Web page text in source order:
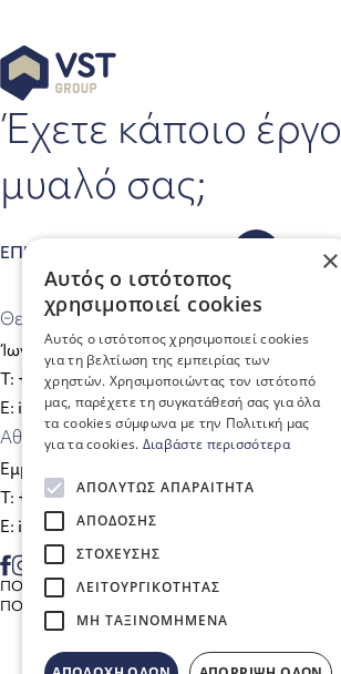
Έχετε κάποιο
μυαλό σας;
ΕΠΙΚΟΙΝΩΝΗΣΤΕ ΜΑΖΙ ΜΑΣ
Θεσσαλονίκη
Ίωνος Δραγούμη 35 (Είσοδος από Πάϊκου
Τ: +30 2310 222905
E: info@vstgroup.gr
Αθήνα
Εμμανουήλ Μπενάκη 8, TK. 10564
Τ: +30 2310 222905
E: info@vstgroup.gr
ΠΟΛΙΤΙΚΗ COOKIES
ΠΟΛΙΤΙΚΗ ΑΠΟΡΡΗΤΟΥ
×
Αυτός ο ιστότοπος
χρησιμοποιεί cookies
Αυτός ο ιστότοπος χρησιμοποιεί cookies
για τη βελτίωση της εμπειρίας των
χρηστών. Χρησιμοποιώντας τον ιστότοπό
μας, παρέχετε τη συγκατάθεσή σας για όλα
τα cookies σύμφωνα με την Πολιτική μας
για τα cookies. Διαβάστε περισσότερα
ΑΠΟΛΎΤΩΣ ΑΠΑΡΑΊΤΗΤΑ
ΑΠΌΔΟΣΗΣ
ΣΤΌΧΕΥΣΗΣ
ΛΕΙΤΟΥΡΓΙΚΌΤΗΤΑΣ
ΜΗ ΤΑΞΙΝΟΜΗΜΈΝΑ